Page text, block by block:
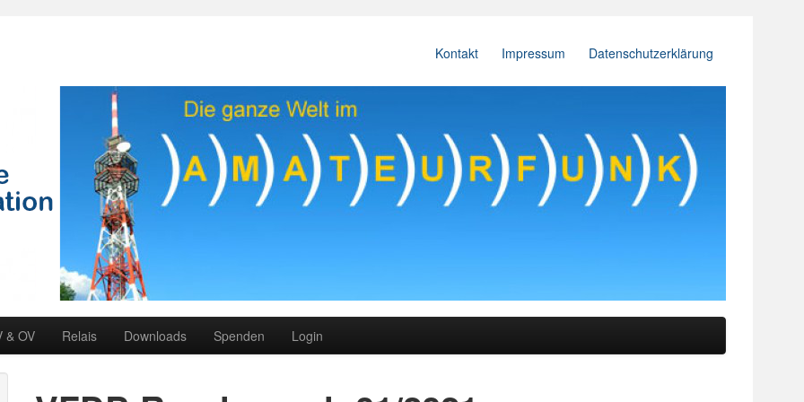
Kontakt Impressum Datenschutzerklärung
& OV Relais Downloads Spenden Login